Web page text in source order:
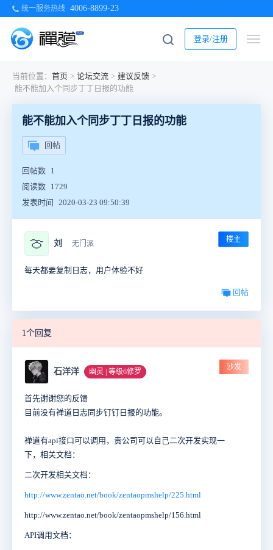
统一服务热线 4006-8899-23
登录/注册
当前位置： 首页 > 论坛交流 > 建议反馈 >
能不能加入个同步丁丁日报的功能
能不能加入个同步丁丁日报的功能
回帖
回帖数 1
阅读数 1729
发表时间
2020-03-23 09:50:39
🍈 刘 无门派 楼主
每天都要复制日志，用户体验不好
回帖
1个回复
石洋洋 幽灵 | 等级6修罗
沙发
首先谢谢您的反馈
目前没有禅道日志同步钉钉日报的功能。
禅道有api接口可以调用，贵公司可以自己二次开发实现一
下，相关文档：
二次开发相关文档：
http://www.zentao.net/book/zentaopmshelp/225.html
http://www.zentao.net/book/zentaopmshelp/156.html
API调用文档：